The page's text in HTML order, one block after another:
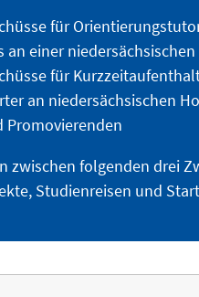
für
an einer
für
an niedersächsischen
Promovierenden
zwischen folgenden drei
Studienreisen und